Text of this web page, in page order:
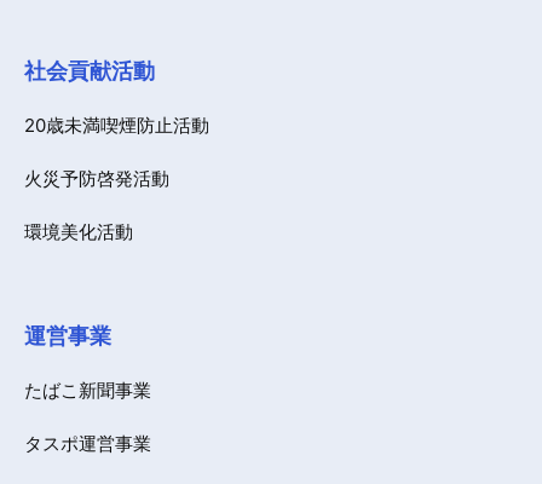
社会貢献活動
20歳未満喫煙防止活動
火災予防啓発活動
環境美化活動
運営事業
たばこ新聞事業
タスポ運営事業